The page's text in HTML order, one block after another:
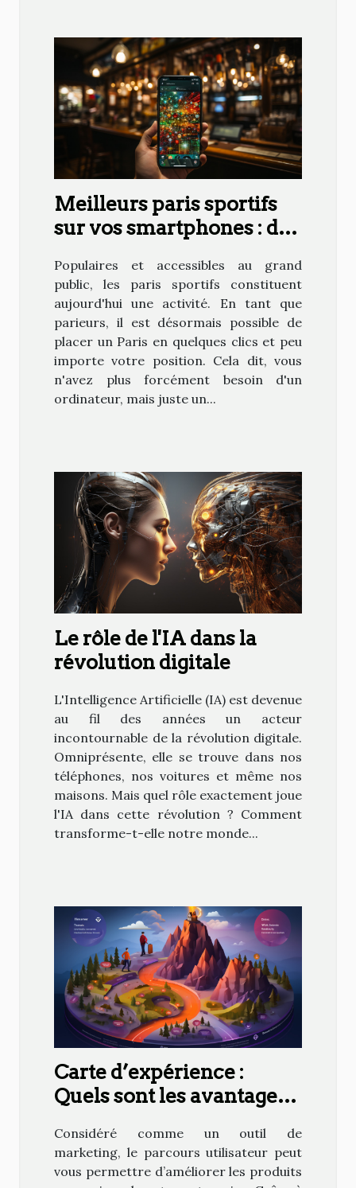
Meilleurs paris sportifs
sur vos smartphones : des
gains
Populaires et accessibles au grand
public, les paris sportifs constituent
aujourd'hui une activité. En tant que
parieurs, il est désormais possible de
placer un Paris en quelques clics et peu
importe votre position. Cela dit, vous
n'avez plus forcément besoin d'un
ordinateur, mais juste un...
Le rôle de l'IA dans la
révolution digitale
L'Intelligence Artificielle (IA) est devenue
au fil des années un acteur
incontournable de la révolution digitale.
Omniprésente, elle se trouve dans nos
téléphones, nos voitures et même nos
maisons. Mais quel rôle exactement joue
l'IA dans cette révolution ? Comment
transforme-t-elle notre monde...
Carte d’expérience :
Quels sont les avantages
l’utilisateur ?
Considéré comme un outil de
marketing, le parcours utilisateur peut
vous permettre d’améliorer les produits